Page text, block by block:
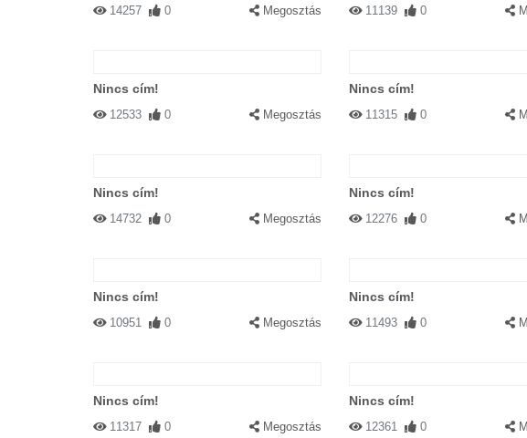
14257 0 Megosztás 11139 0
Nincs cím!
12533 0 Megosztás
Nincs cím!
11315 0
Nincs cím!
14732 0 Megosztás
Nincs cím!
12276 0
Nincs cím!
10951 0 Megosztás
Nincs cím!
11493 0
Nincs cím!
11317 0 Megosztás
Nincs cím!
12361 0